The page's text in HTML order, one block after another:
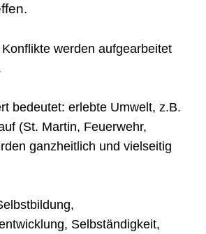
werden aufgearbeitet
bedeutet: erlebte Umwelt, z.B.
(St. Martin, Feuerwehr,
ganzheitlich und vielseitig
Selbständigkeit,